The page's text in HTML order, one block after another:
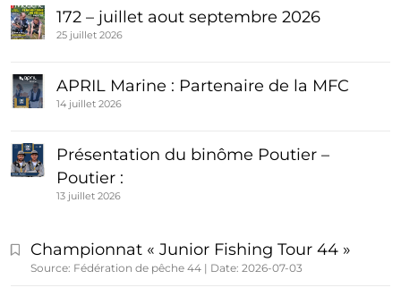
172 – juillet aout septembre 2026
25 juillet 2026
APRIL Marine : Partenaire de la MFC
14 juillet 2026
Présentation du binôme Poutier –
Poutier :
13 juillet 2026
Championnat « Junior Fishing Tour 44 »
Source: Fédération de pêche 44 Date: 2026-07-03